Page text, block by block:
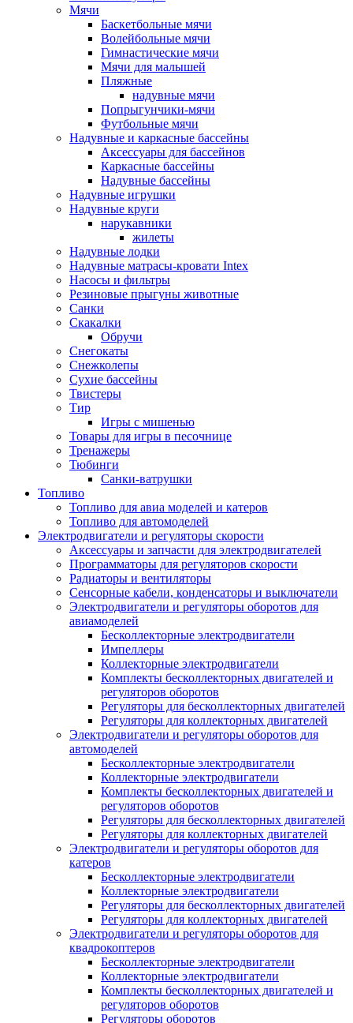
Мячи
Баскетбольные мячи
Волейбольные мячи
Гимнастические мячи
Мячи для малышей
Пляжные
надувные мячи
Попрыгунчики-мячи
Футбольные мячи
Надувные и каркасные бассейны
Аксессуары для бассейнов
Каркасные бассейны
Надувные бассейны
Надувные игрушки
Надувные круги
нарукавники
жилеты
Надувные лодки
Надувные матрасы-кровати Intex
Насосы и фильтры
Резиновые прыгуны животные
Санки
Скакалки
Обручи
Снегокаты
Снежколепы
Сухие бассейны
Твистеры
Тир
Игры с мишенью
Товары для игры в песочнице
Тренажеры
Тюбинги
Санки-ватрушки
Топливо
Топливо для авиа моделей и катеров
Топливо для автомоделей
Электродвигатели и регуляторы скорости
Аксессуары и запчасти для электродвигателей
Программаторы для регуляторов скорости
Радиаторы и вентиляторы
Сенсорные кабели, конденсаторы и выключатели
Электродвигатели и регуляторы оборотов для
авиамоделей
Бесколлекторные электродвигатели
Импеллеры
Коллекторные электродвигатели
Комплекты бесколлекторных двигателей и
регуляторов оборотов
Регуляторы для бесколлекторных двигателей
Регуляторы для коллекторных двигателей
Электродвигатели и регуляторы оборотов для
автомоделей
Бесколлекторные электродвигатели
Коллекторные электродвигатели
Комплекты бесколлекторных двигателей и
регуляторов оборотов
Регуляторы для бесколлекторных двигателей
Регуляторы для коллекторных двигателей
Электродвигатели и регуляторы оборотов для
катеров
Бесколлекторные электродвигатели
Коллекторные электродвигатели
Регуляторы для бесколлекторных двигателей
Регуляторы для коллекторных двигателей
Электродвигатели и регуляторы оборотов для
квадрокоптеров
Бесколлекторные электродвигатели
Коллекторные электродвигатели
Комплекты бесколлекторных двигателей и
регуляторов оборотов
Регуляторы оборотов